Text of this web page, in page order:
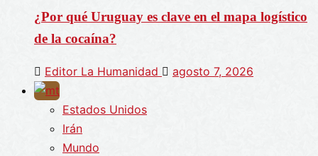
¿Por qué Uruguay es clave en el mapa logístico
de la cocaína?
Editor La Humanidad agosto 7, 2026
Estados Unidos
Irán
Mundo